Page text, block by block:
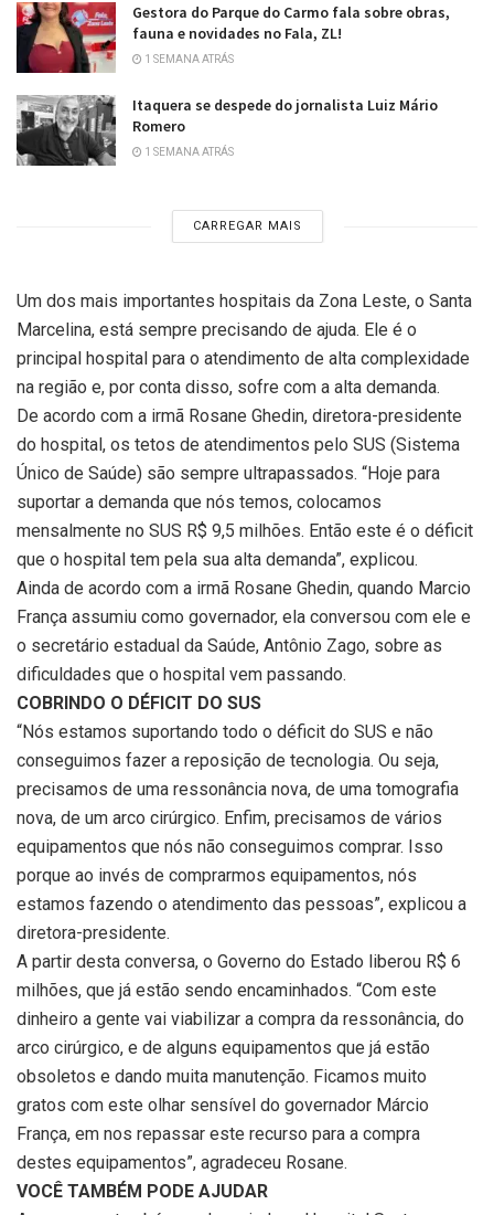
Gestora do Parque do Carmo fala sobre obras,
fauna e novidades no Fala, ZL!
1 SEMANA ATRÁS
Itaquera se despede do jornalista Luiz Mário
Romero
1 SEMANA ATRÁS
CARREGAR MAIS
Um dos mais importantes hospitais da Zona Leste, o Santa
Marcelina, está sempre precisando de ajuda. Ele é o
principal hospital para o atendimento de alta complexidade
na região e, por conta disso, sofre com a alta demanda.
De acordo com a irmã Rosane Ghedin, diretora-presidente
do hospital, os tetos de atendimentos pelo SUS (Sistema
Único de Saúde) são sempre ultrapassados. “Hoje para
suportar a demanda que nós temos, colocamos
mensalmente no SUS R$ 9,5 milhões. Então este é o déficit
que o hospital tem pela sua alta demanda”, explicou.
Ainda de acordo com a irmã Rosane Ghedin, quando Marcio
França assumiu como governador, ela conversou com ele e
o secretário estadual da Saúde, Antônio Zago, sobre as
dificuldades que o hospital vem passando.
COBRINDO O DÉFICIT DO SUS
“Nós estamos suportando todo o déficit do SUS e não
conseguimos fazer a reposição de tecnologia. Ou seja,
precisamos de uma ressonância nova, de uma tomografia
nova, de um arco cirúrgico. Enfim, precisamos de vários
equipamentos que nós não conseguimos comprar. Isso
porque ao invés de comprarmos equipamentos, nós
estamos fazendo o atendimento das pessoas”, explicou a
diretora-presidente.
A partir desta conversa, o Governo do Estado liberou R$ 6
milhões, que já estão sendo encaminhados. “Com este
dinheiro a gente vai viabilizar a compra da ressonância, do
arco cirúrgico, e de alguns equipamentos que já estão
obsoletos e dando muita manutenção. Ficamos muito
gratos com este olhar sensível do governador Márcio
França, em nos repassar este recurso para a compra
destes equipamentos”, agradeceu Rosane.
VOCÊ TAMBÉM PODE AJUDAR